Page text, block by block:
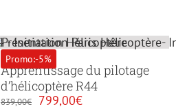
Promo:-5%
Apprentissage du pilotage
d’hélicoptère R44
839,00€
Le
799,00€Le